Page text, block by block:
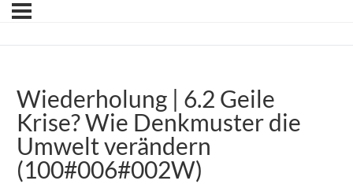
Wiederholung | 6.2 Geile
Krise? Wie Denkmuster die
Umwelt verändern
(100#006#002W)